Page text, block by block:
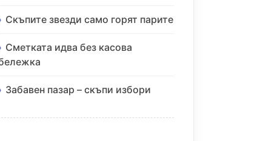
Скъпите звезди само горят парите
Сметката идва без касова
Забавен пазар – скъпи избори